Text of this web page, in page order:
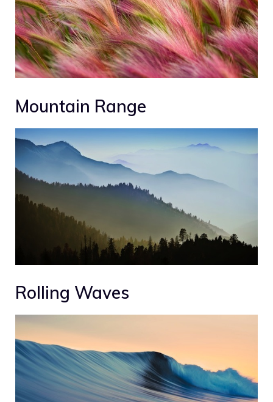
Mountain Range
Rolling Waves